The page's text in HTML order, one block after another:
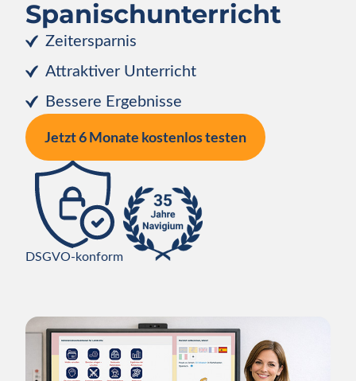
Spanisch­unterricht
Zeitersparnis
Attraktiver Unterricht
Bessere Ergebnisse
Jetzt 6 Monate kostenlos testen
DSGVO-konform